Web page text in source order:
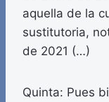
aquella de la
sustitutoria,
de 2021 (…)
Quinta: Pues